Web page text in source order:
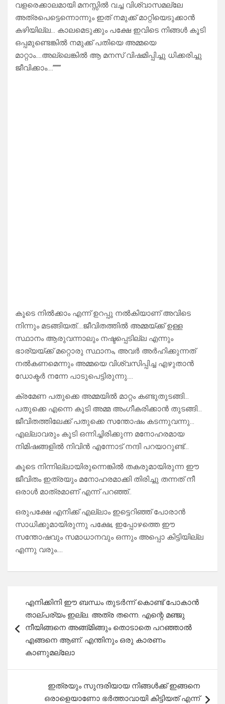
വളരെക്കാലമായി മനസ്സിൽ വച്ച വിശ്വാസമല്ലേ
അത്രപെട്ടെന്നൊന്നും ഇത് നമുക്ക് മാറ്റിയെടുക്കാൻ
കഴിയില്ല… കാലമെടുക്കും പക്ഷേ ഇവിടെ നിങ്ങൾ കൂടി
ഒപ്പമുണ്ടെങ്കിൽ നമുക്ക് പതിയെ അമ്മയെ
മാറ്റാം….അല്ലെങ്കിൽ ആ മനസ് വിഷമിപ്പിച്ചു ധിക്കരിച്ചു
ജീവിക്കാം….””””
കൂടെ നിൽക്കാം എന്ന് ഉറപ്പു നൽകിയാണ് അവിടെ
നിന്നും മടങ്ങിയത്….ജീവിതത്തിൽ അമ്മയ്ക്ക് ഉള്ള
സ്ഥാനം ആരുവന്നാലും നഷ്ടപ്പെടില്ല എന്നും
ഭാര്യയ്ക്ക് മറ്റൊരു സ്ഥാനം, അവർ അർഹിക്കുന്നത്
നൽകണമെന്നും അമ്മയെ വിശ്വസിപ്പിച്ച എഴുതാൻ
ഡോക്ടർ നന്നേ പാടുപെട്ടിരുന്നു….
ക്രമേണ പതുക്കെ അമ്മയിൽ മാറ്റം കണ്ടുതുടങ്ങി…
പതുക്കെ എന്നെ കൂടി അമ്മ അംഗീകരിക്കാൻ തുടങ്ങി…
ജീവിതത്തിലേക്ക് പതുക്കെ സന്തോഷം കടന്നുവന്നു…
എല്ലാവരും കൂടി ഒന്നിച്ചിരിക്കുന്ന മനോഹരമായ
നിമിഷങ്ങളിൽ നിവിൻ എന്നോട് നന്ദി പറയാറുണ്ട്…
കൂടെ നിന്നില്ലായിരുന്നെങ്കിൽ തകരുമായിരുന്ന ഈ
ജീവിതം ഇത്രയും മനോഹരമാക്കി തിരിച്ചു തന്നത് നീ
ഒരാൾ മാത്രമാണ് എന്ന് പറഞ്ഞ്..
ഒരുപക്ഷേ എനിക്ക് എല്ലാം ഇട്ടെറിഞ്ഞ് പോരാൻ
സാധിക്കുമായിരുന്നു പക്ഷേ, ഇപ്പോഴത്തെ ഈ
സന്തോഷവും സമാധാനവും ഒന്നും അപ്പൊ കിട്ടിയില്ല
എന്നു വരും….
navigation
എനിക്കിനി ഈ ബന്ധം തുടർന്ന് കൊണ്ട് പോകാൻ
താല്പര്യം ഇല്ല. അത്ര തന്നെ. എന്റെ മഞ്ജു
നീയിങ്ങനെ അങ്ങ്മിങ്ങും തൊടാതെ പറഞ്ഞാൽ
എങ്ങനെ ആണ്. എന്തിനും ഒരു കാരണം
കാണുമല്ലോ
ഇത്രയും സുന്ദരിയായ നിങ്ങൾക്ക് ഇങ്ങനെ
ഒരാളെയാണോ ഭർത്താവായി കിട്ടിയത് എന്ന്